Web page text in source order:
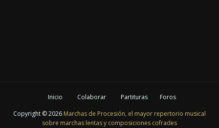
Inicio Colaborar Partituras
Foros
Copyright ©2026 Marchas de Procesión, el mayor repertorio musical
sobre marchas lentas y composiciones cofrades